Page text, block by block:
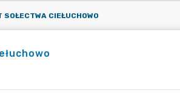
SOŁECTWA CIEŁUCHOWO